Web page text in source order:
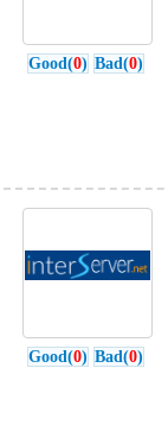
Good(0) Bad(0)
Good(0) Bad(0)